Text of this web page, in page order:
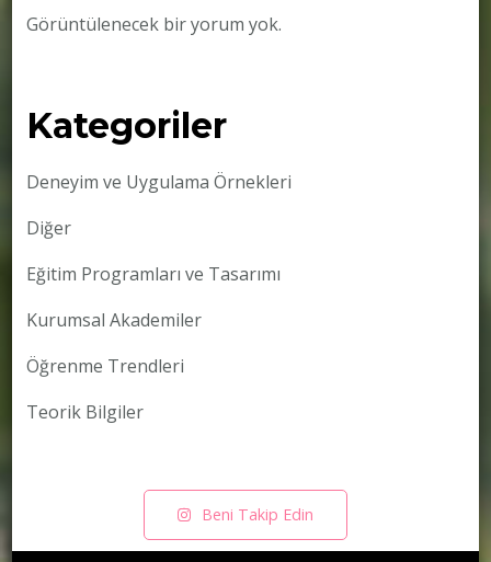
Görüntülenecek bir yorum yok.
Kategoriler
Deneyim ve Uygulama Örnekleri
Diğer
Eğitim Programları ve Tasarımı
Kurumsal Akademiler
Öğrenme Trendleri
Teorik Bilgiler
Beni Takip Edin